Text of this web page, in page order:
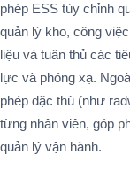
phép ESS tùy chỉnh
quản lý kho, công
liệu và tuân thủ các
lực và phóng xạ.
phép đặc thù (như
từng nhân viên, góp
quản lý vận hành.